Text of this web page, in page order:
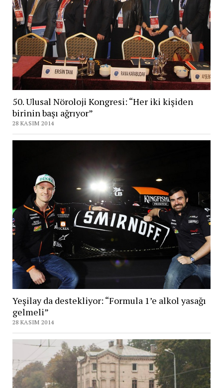
50. Ulusal Nöroloji Kongresi: “Her iki kişiden
birinin başı ağrıyor”
28 KASIM 2014
Yeşilay da destekliyor: “Formula 1’e alkol yasağı
gelmeli”
28 KASIM 2014